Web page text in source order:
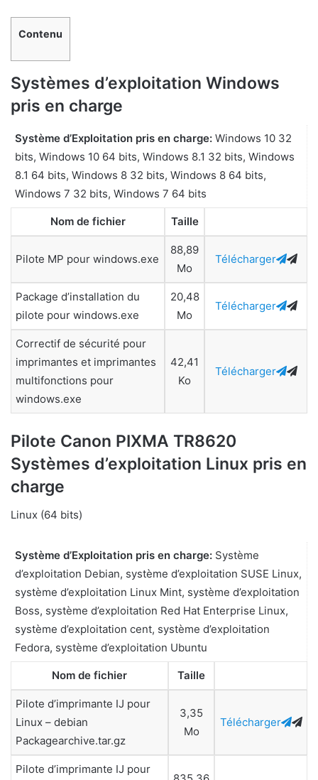
Contenu
Systèmes d’exploitation Windows
pris en charge
Système d’Exploitation pris en charge: Windows 10 32
bits, Windows 10 64 bits, Windows 8.1 32 bits, Windows
8.1 64 bits, Windows 8 32 bits, Windows 8 64 bits,
Windows 7 32 bits, Windows 7 64 bits
Nom de fichier Taille
Pilote MP pour windows.exe
88,89
Mo
Télécharger
Package d’installation du
pilote pour windows.exe
20,48
Mo
Télécharger
Correctif de sécurité pour
imprimantes et imprimantes
multifonctions pour
windows.exe
42,41
Ko
Télécharger
Pilote Canon PIXMA TR8620
Systèmes d’exploitation Linux pris en
charge
Linux (64 bits)
Système d’Exploitation pris en charge: Système
d’exploitation Debian, système d’exploitation SUSE Linux,
système d’exploitation Linux Mint, système d’exploitation
Boss, système d’exploitation Red Hat Enterprise Linux,
système d’exploitation cent, système d’exploitation
Fedora, système d’exploitation Ubuntu
Nom de fichier Taille
Pilote d’imprimante IJ pour
Linux – debian
Packagearchive.tar.gz
3,35
Mo
Télécharger
Pilote d’imprimante IJ pour